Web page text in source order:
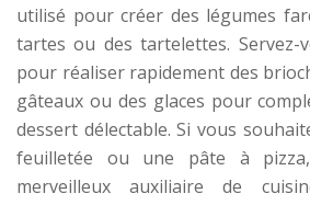
utilisé pour créer des légumes
tartes ou des tartelettes.
pour réaliser rapidement des
gâteaux ou des glaces pour
dessert délectable. Si vous
feuilletée ou une pâte à
merveilleux auxiliaire de